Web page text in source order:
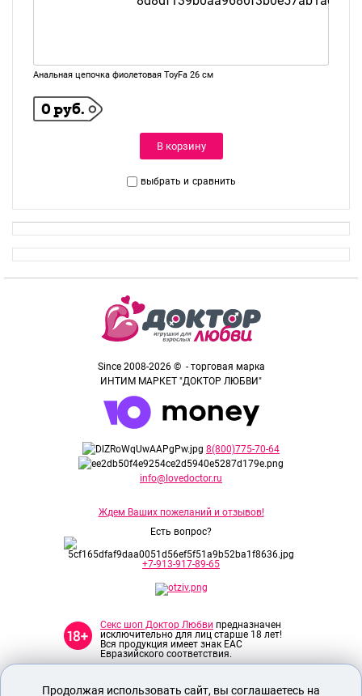
Анальная цепочка фиолетовая ToyFa 26 см
0 руб.
В корзину
выбрать и сравнить
Since 2008-2026 © - торговая марка
ИНТИМ МАРКЕТ "ДОКТОР ЛЮБВИ"
8(800)775-70-64
info@lovedoctor.ru
Ждем Ваших пожеланий и отзывов!
Есть вопрос?
+7-913-917-89-65
Секс шоп Доктор Любви предназначен
исключительно для лиц старше 18 лет!
Вся продукция имеет знак EAC
Евразийского соответствия.
О МАГАЗИНЕ
Продолжая использовать сайт, вы соглашаетесь на